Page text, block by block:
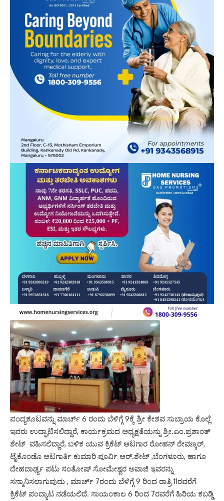
ಪಂದ್ಯಕೂಟವನ್ನು ಮಾರ್ಚ್ 6 ರಂದು ಬೆಳಿಗ್ಗೆ 9ಕ್ಕೆ ಶ್ರೀ ಕೇಶವ ಸುಬ್ರಾಯ ಕೊಲ್ಲೆ
ಇವರು ಉದ್ಘಾಟಿಸಲಿದ್ದಾರೆ, ಕಾರ್ಯಕ್ರಮದ ಅಧ್ಯಕ್ಷತೆಯನ್ನು ಶ್ರೀ.ಎಂ‌.ಪ್ರಶಾಂತ್
ಶೇಟ್ ವಹಿಸಲಿದ್ದಾರೆ, ಬಳಿಕ ಯುವ ಕ್ರಿಕೆಟ್ ಆಟಗಾರ ರೋಹನ್ ರೇವಣ್ಕರ್,
ಟೈಕೊಂಡೊ ಆಟಗಾರ್ತಿ ಕುಮಾರಿ ಪೂರ್ವಿ ಆರ್.ಶೇಟ್ ,ಬೆಂಗಳೂರು, ಹಾಗೂ
ದೇಹದಾರ್ಢ್ಯ ಪಟು ಸಂತೋಷ್ ಸೋಮೇಶ್ವರ ಅವಾಜಿ ಇವರನ್ನು
ಸನ್ಮಾನಿಸಲಾಗುವುದು , ಮಾರ್ಚ್ 7ರಂದು ಬೆಳಿಗ್ಗೆ 9 ರಿಂದ ರಾತ್ರಿ 11ರವರೆಗೆ
ಕ್ರಿಕೆಟ್ ಪಂದ್ಯಾಟ ನಡೆಯಲಿದೆ. ಸಾಯಂಕಾಲ 6 ರಿಂದ 7ರವರೆಗೆ ಹಿರಿಯ ಕಬಡ್ಡಿ